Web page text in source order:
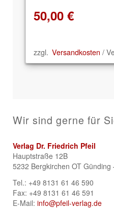
50,00 €
zzgl. Versandkosten /
Wir sind gerne für
Verlag Dr. Friedrich Pfeil
Hauptstraße 12B
5232 Bergkirchen OT Günding
Tel.: +49 8131 61 46 590
Fax: +49 8131 61 46 591
E-Mail: info@pfeil-verlag.de